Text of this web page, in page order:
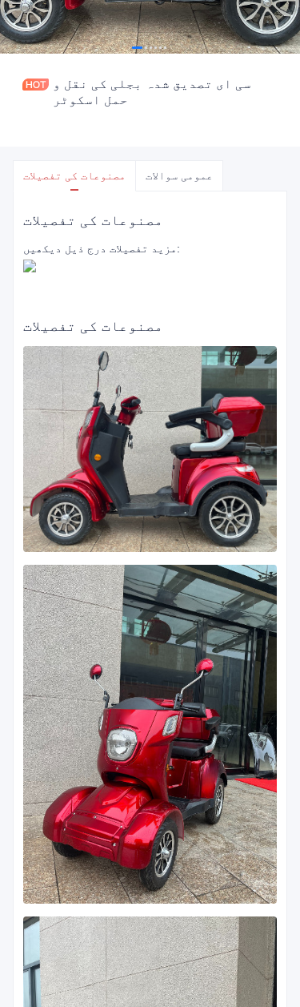
سی ای تصدیق شدہ بجلی کی نقل و
حمل اسکوٹر
مصنوعات کی تفصیلات عمومی سوالات
مصنوعات کی تفصیلات
مزید تفصیلات درج ذیل دیکھیں:
مصنوعات کی تفصیلات